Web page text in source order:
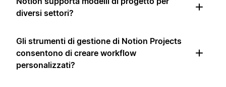
diversi settori?
Gli strumenti di gestione di Notion Projects
consentono di creare workflow
personalizzati?